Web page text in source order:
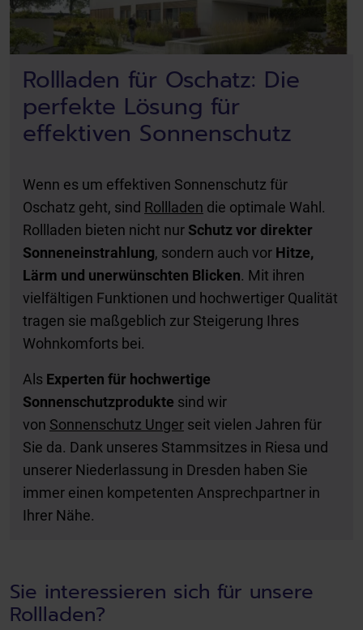
Rollladen für Oschatz: Die
perfekte Lösung für
effektiven Sonnenschutz
Wenn es um effektiven Sonnenschutz für
Oschatz geht, sind Rollladen die optimale Wahl.
Rollladen bieten nicht nur Schutz vor direkter
Sonneneinstrahlung, sondern auch vor Hitze,
Lärm und unerwünschten Blicken. Mit ihren
vielfältigen Funktionen und hochwertiger Qualität
tragen sie maßgeblich zur Steigerung Ihres
Wohnkomforts bei.
Als Experten für hochwertige
Sonnenschutzprodukte sind wir
von Sonnenschutz Unger seit vielen Jahren für
Sie da. Dank unseres Stammsitzes in Riesa und
unserer Niederlassung in Dresden haben Sie
immer einen kompetenten Ansprechpartner in
Ihrer Nähe.
Sie interessieren sich für unsere
Rollladen?